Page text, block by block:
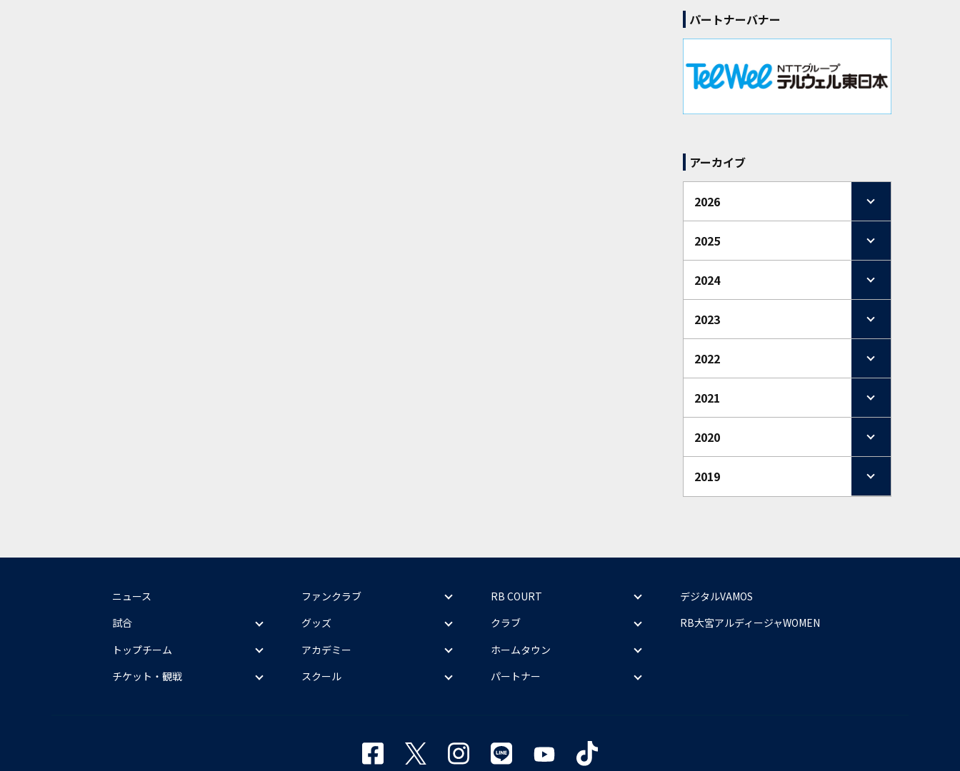
パートナーバナー
アーカイブ
2026
2025
2024
2023
2022
2021
2020
2019
ニュース
試合
トップチーム
チケット・観戦
ファンクラブ
グッズ
アカデミー
スクール
RB COURT
クラブ
ホームタウン
パートナー
デジタルVAMOS
RB大宮アルディージャWOMEN